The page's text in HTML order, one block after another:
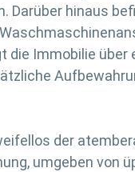
Darüber hinaus
Immobilie über
der
umgeben von